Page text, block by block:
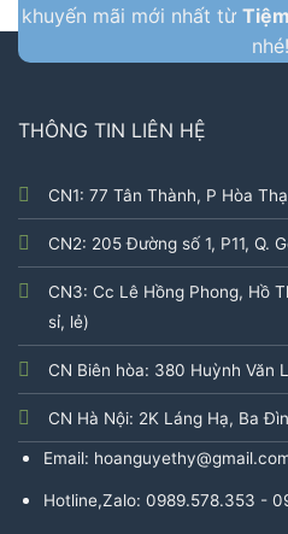
khuyến mãi mới nhất từ
nhé!
THÔNG TIN LIÊN HỆ
CN1: 77 Tân Thành, P Hòa
CN2: 205 Đường số 1, P11, Q.
CN3: Cc Lê Hồng Phong, Hồ
sỉ, lẻ)
CN Biên hòa: 380 Huỳnh Văn
CN Hà Nội: 2K Láng Hạ, Ba
Email:
Hotline,Zalo: 0989.578.353 -